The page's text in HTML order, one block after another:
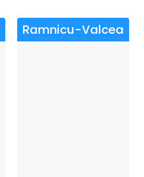
Ramnicu-Valcea